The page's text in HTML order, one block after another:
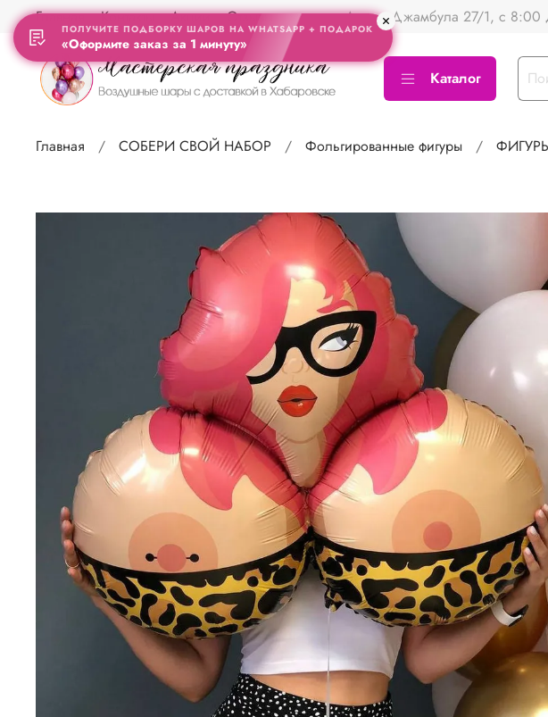
Главная Контакты Акции Отзывы Адрес Джамбула 27/1, с 8:00
Каталог
Главная СОБЕРИ СВОЙ НАБОР Фольгированные фигуры
ПОЛУЧИТЕ ПОДБОРКУ ШАРОВ НА WHATSAPP + ПОДАРОК
«Оформите заказ за 1 минуту»